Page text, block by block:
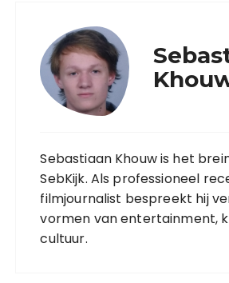
Sebastiaan Khouw is het
SebKijk. Als professioneel
filmjournalist bespreekt hij
vormen van entertainment,
cultuur.